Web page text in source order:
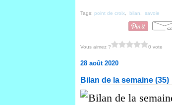
Tags: point de croix bilan savoie
Vous aimez ? 0 vote
28 août 2020
Bilan de la semaine (35)